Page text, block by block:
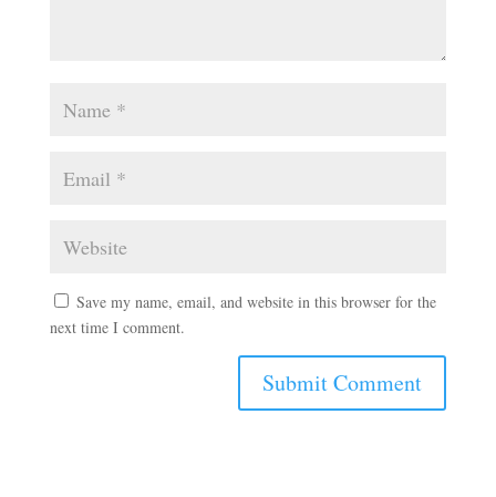
Save my name, email, and website in this browser for the
next time I comment.